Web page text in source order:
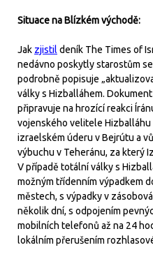
Situace na Blízkém východě:
Jak zjistil deník The Times of
nedávno poskytly starostům
podrobně popisuje
války s Hizballáhem.
připravuje na hrozící reakci
vojenského velitele Hizballáhu
izraelském úderu v Bejrútu a
výbuchu v Teheránu, za který
V případě totální války s
možným třídenním výpadkem
městech, s výpadky v
několik dní, s odpojením
mobilních telefonů až na 24
lokálním přerušením